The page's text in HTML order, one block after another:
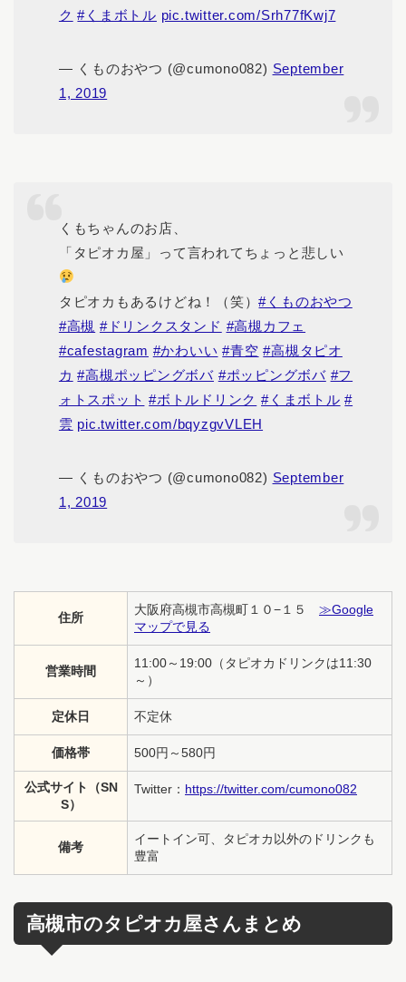
ク #くまボトル pic.twitter.com/Srh77fKwj7
— くものおやつ (@cumono082) September
1, 2019
くもちゃんのお店、
「タピオカ屋」って言われてちょっと悲しい
タピオカもあるけどね！（笑）#くものおやつ
#高槻 #ドリンクスタンド #高槻カフェ
#cafestagram #かわいい #青空 #高槻タピオ
カ #高槻ポッピングボバ #ポッピングボバ #フ
ォトスポット #ボトルドリンク #くまボトル #
雲 pic.twitter.com/bqyzgvVLEH
— くものおやつ (@cumono082) September
1, 2019
住所
大阪府高槻市高槻町１０−１５ ≫Google
マップで見る
営業時間
11:00～19:00（タピオカドリンクは11:30
～）
定休日 不定休
価格帯 500円～580円
公式サイト（SN
S）
Twitter： https://twitter.com/cumono082
備考
イートイン可、タピオカ以外のドリンクも
豊富
高槻市のタピオカ屋さんまとめ